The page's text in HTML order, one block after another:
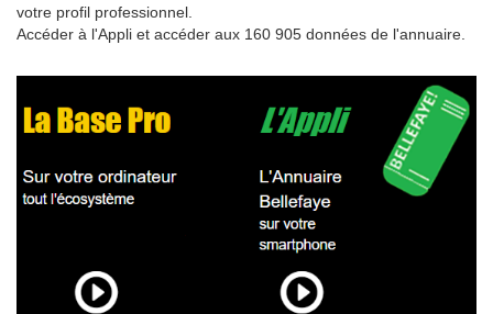
votre profil professionnel.
Accéder à l'Appli et accéder aux 160 905 données de l'annuaire.